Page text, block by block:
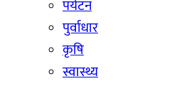
पर्यटन
पुर्वाधार
कृषि
स्वास्थ्य